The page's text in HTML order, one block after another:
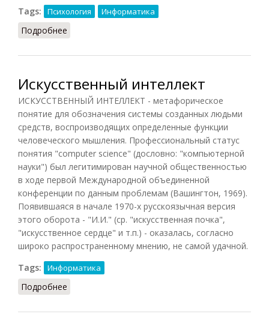
Tags:
Психология Информатика
Подробнее
Искусственный интеллект
ИСКУССТВЕННЫЙ ИНТЕЛЛЕКТ - метафорическое
понятие для обозначения системы созданных людьми
средств, воспроизводящих определенные функции
человеческого мышления. Профессиональный статус
понятия "computer science" (дословно: "компьютерной
науки") был легитимирован научной общественностью
в ходе первой Международной объединенной
конференции по данным проблемам (Вашингтон, 1969).
Появившаяся в начале 1970-х русскоязычная версия
этого оборота - "И.И." (ср. "искусственная почка",
"искусственное сердце" и т.п.) - оказалась, согласно
широко распространенному мнению, не самой удачной.
Tags:
Информатика
Подробнее